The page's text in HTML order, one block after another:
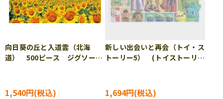
向日葵の丘と入道雲（北海
道） 500ピース ジグソーパ
1,540円
新しい出会いと再会（トイ・ス
トーリー5） (トイストーリ
TS］
1,694円